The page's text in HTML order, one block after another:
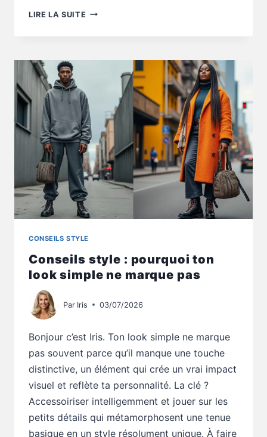
LIRE LA SUITE CONSEILS
CONSEILS
ACCESSOIRISER
SANS
FAUTE
CONSEILS STYLE
Conseils style : pourquoi ton
look simple ne marque pas
Par Iris 03/07/2026
Bonjour c’est Iris. Ton look simple ne marque
pas souvent parce qu’il manque une touche
distinctive, un élément qui crée un vrai impact
visuel et reflète ta personnalité. La clé ?
Accessoiriser intelligemment et jouer sur les
petits détails qui métamorphosent une tenue
basique en un style résolument unique. À faire